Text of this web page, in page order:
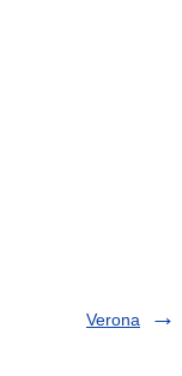
Verona